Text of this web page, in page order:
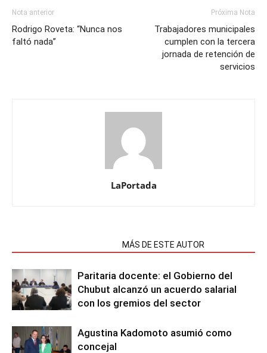
Nota anterior
Rodrigo Roveta: “Nunca nos
faltó nada”
Próxima Nota
Trabajadores municipales
cumplen con la tercera
jornada de retención de
servicios
LaPortada
MÁS DE ESTE AUTOR
Paritaria docente: el Gobierno del
Chubut alcanzó un acuerdo salarial
con los gremios del sector
Agustina Kadomoto asumió como
concejal